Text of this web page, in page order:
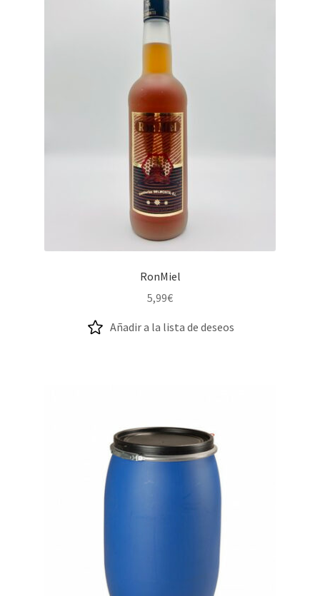
RonMiel
5,99€
Añadir a la lista de deseos